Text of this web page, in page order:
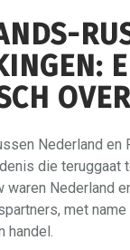
Nederland en
die teruggaat
waren Nederland
met
handel.